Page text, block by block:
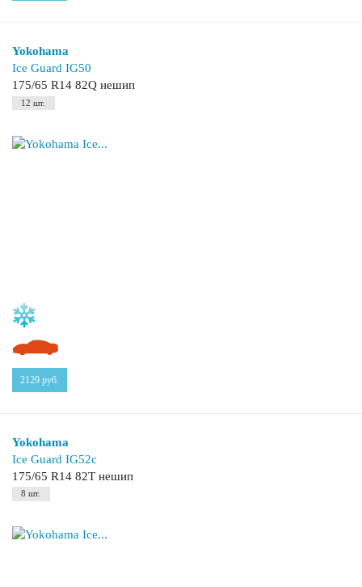
Yokohama
Ice Guard IG50
175/65 R14 82Q нешип
12 шт.
2129 руб.
Yokohama
Ice Guard IG52c
175/65 R14 82T нешип
8 шт.